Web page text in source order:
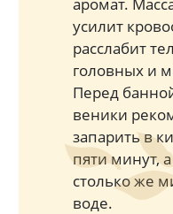
усилит
расслабит
головных и
Перед
веники
запарить в
пяти минут,
столько же
воде.